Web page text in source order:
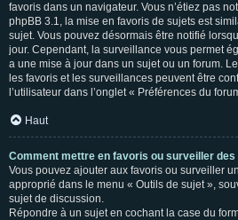
favoris dans un navigateur. Vous n’étiez pas
phpBB 3.1, la mise en favoris de sujets est
sujet. Vous pouvez désormais être notifié
jour. Cependant, la surveillance vous permet
a une mise à jour dans un sujet ou un forum.
les favoris et les surveillances peuvent être
l’utilisateur dans l’onglet « Préférences du
Haut
Comment mettre en favoris ou surveiller des
Vous pouvez ajouter aux favoris ou surveiller
approprié dans le menu « Outils de sujet »,
sujet de discussion.
Répondre à un sujet en cochant la case du